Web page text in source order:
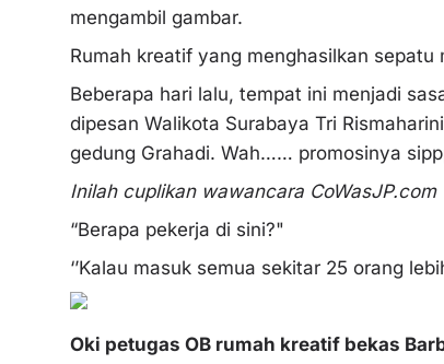
mengambil gambar.
Rumah kreatif yang menghasilkan
Beberapa hari lalu, tempat ini menjadi
dipesan Walikota Surabaya Tri
gedung Grahadi. Wah…… promosinya
Inilah cuplikan wawancara
“Berapa pekerja di sini?"
‘’Kalau masuk semua sekitar 25 orang
Oki petugas OB rumah kreatif bekas